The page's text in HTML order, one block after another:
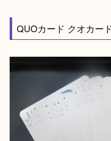
HOME
QUOカード クオカ